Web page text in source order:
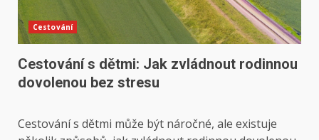
Cestování
Cestování s dětmi: Jak zvládnout rodinnou
dovolenou bez stresu
Cestování s dětmi může být náročné, ale existuje